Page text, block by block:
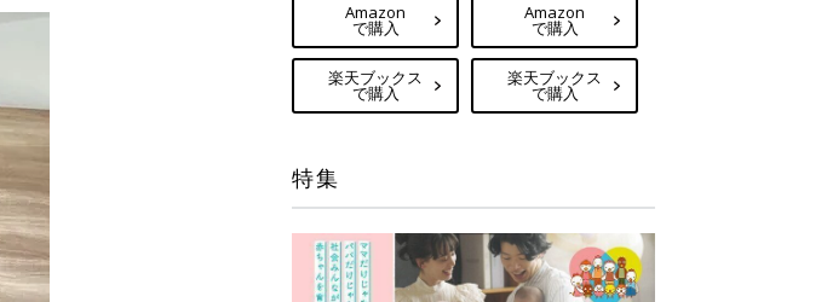
Amazon
で購入
楽天ブックス
で購入
Amazon
で購入
楽天ブックス
で購入
特集